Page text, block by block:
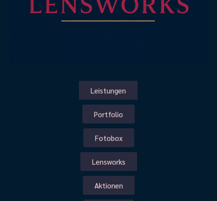
Leistungen
Portfolio
Fotobox
Lensworks
Aktionen